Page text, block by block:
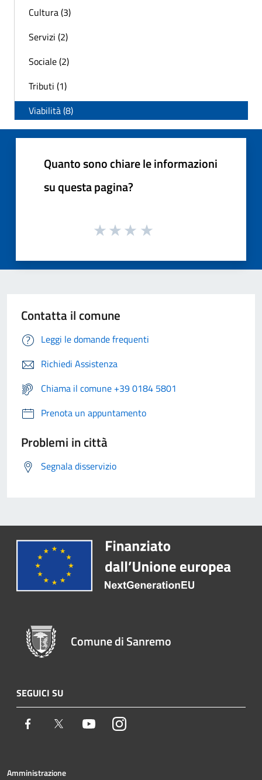
Cultura (3)
Servizi (2)
Sociale (2)
Tributi (1)
Viabilità (8)
Quanto sono chiare le informazioni
su questa pagina?
Contatta il comune
Leggi le domande frequenti
Richiedi Assistenza
Chiama il comune +39 0184 5801
Prenota un appuntamento
Problemi in città
Segnala disservizio
Comune di Sanremo
SEGUICI SU
Facebook Twitter YoutubeInstagram
Amministrazione